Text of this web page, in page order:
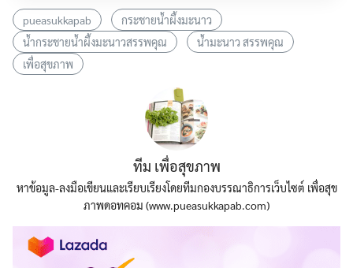
pueasukkapab
กระชายน้ำผึ้งมะนาว
น้ำกระชายน้ำผึ้งมะนาวสรรพคุณ
น้ำมะนาว สรรพคุณ
เพื่อสุขภาพ
ทีม เพื่อสุขภาพ
หาข้อมูล-ลงมือเขียนและเรียบเรียงโดยทีมกองบรรณาธิการเว็บไซต์ เพื่อสุข
ภาพดอทคอม (www.pueasukkapab.com)